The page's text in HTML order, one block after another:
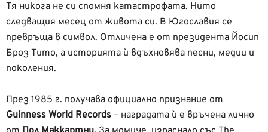
Тя никога не си спомня катастрофата. Нито
следващия месец от живота си. В Югославия се
превръща в символ. Отличена е от президента Йосип
Броз Тито, а историята ѝ вдъхновява песни, медии и
поколения.
През 1985 г. получава официално признание от
Guinness World Records – наградата ѝ е връчена лично